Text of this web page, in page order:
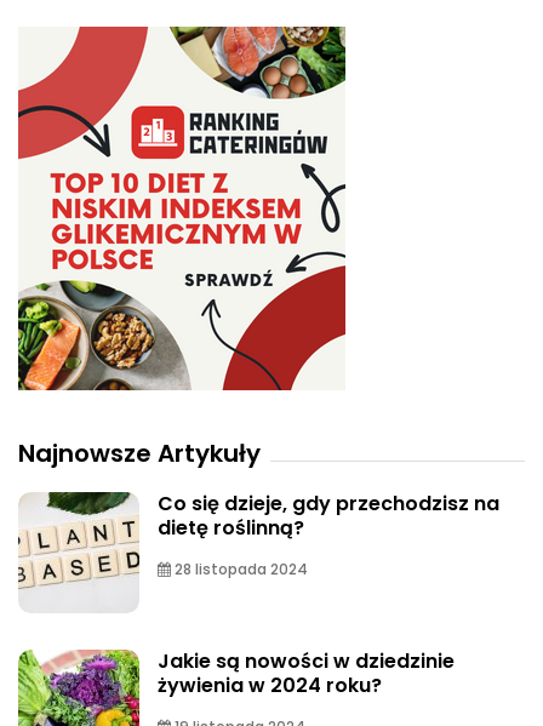
Najnowsze Artykuły
Co się dzieje, gdy przechodzisz na
dietę roślinną?
28 listopada 2024
Jakie są nowości w dziedzinie
żywienia w 2024 roku?